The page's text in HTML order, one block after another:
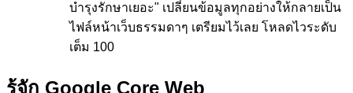
บำรุงรักษาเยอะ" เปลี่ยนข้อมูลทุกอย่างให้กลายเป็น
ไฟล์หน้าเว็บธรรมดาๆ เตรียมไว้เลย โหลดไวระดับ
เต็ม 100
รู้จัก Google Core Web